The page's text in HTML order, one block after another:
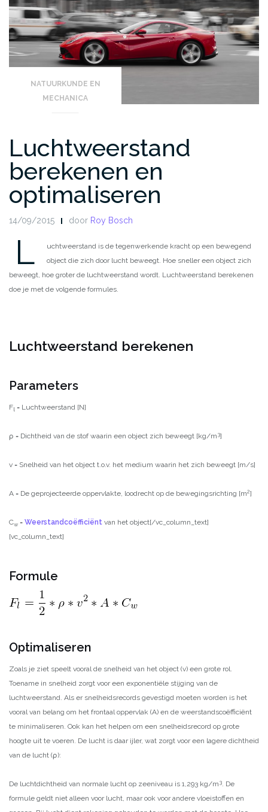
NATUURKUNDE EN
MECHANICA
Luchtweerstand
berekenen en
optimaliseren
14/09/2015 door Roy Bosch
L
uchtweerstand is de tegenwerkende kracht op een bewegend
object die zich door lucht beweegt. Hoe sneller een object zich
beweegt, hoe groter de luchtweerstand wordt. Luchtweerstand berekenen
doe je met de volgende formules.
Luchtweerstand berekenen
Parameters
F = Luchtweerstand [N]
ρ = Dichtheid van de stof waarin een object zich beweegt [kg/m 3]
v = Snelheid van het object t.o.v. het medium waarin het zich beweegt [m/s]
A = De geprojecteerde oppervlakte, loodrecht op de bewegingsrichting [m2]
Cw = Weerstandcoëfficiënt van het object[/vc_column_text]
[vc_column_text]
Formule
Optimaliseren
Zoals je ziet speelt vooral de snelheid van het object (v) een grote rol.
Toename in snelheid zorgt voor een exponentiële stijging van de
luchtweerstand. Als er snelheidsrecords gevestigd moeten worden is het
vooral van belang om het frontaal oppervlak (A) en de weerstandscoëfficiënt
te minimaliseren. Ook kan het helpen om een snelheidsrecord op grote
hoogte uit te voeren. De lucht is daar ijler, wat zorgt voor een lagere dichtheid
van de lucht (ρ):
De luchtdichtheid van normale lucht op zeeniveau is 1,293 kg/m 3. De
formule geldt niet alleen voor lucht, maar ook voor andere vloeistoffen en